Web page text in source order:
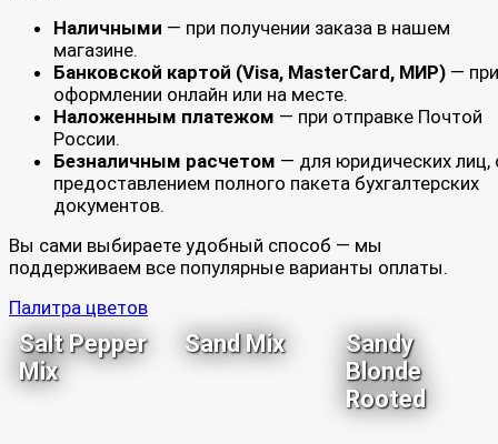
Наличными — при получении заказа в нашем
магазине.
Банковской картой (Visa, MasterCard, МИР) — при
оформлении онлайн или на месте.
Наложенным платежом — при отправке Почтой
России.
Безналичным расчетом — для юридических лиц,
предоставлением полного пакета бухгалтерских
документов.
Вы сами выбираете удобный способ — мы
поддерживаем все популярные варианты оплаты.
Палитра цветов
Salt Pepper
Mix
Sand Mix
Sandy
Blonde
Rooted